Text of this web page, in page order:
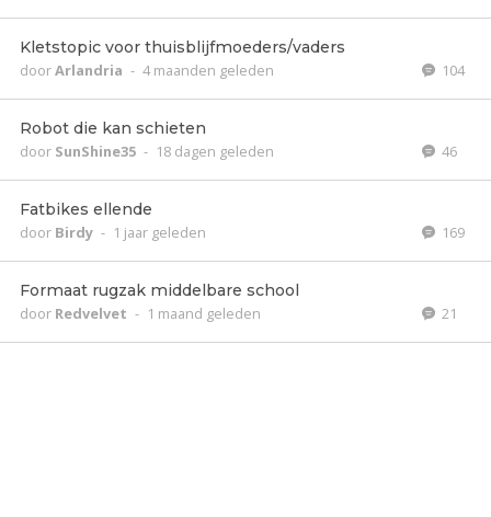
Kletstopic voor thuisblijfmoeders/vaders
doorArlandria - 4 maanden geleden 104
Robot die kan schieten
door SunShine35 - 18 dagen geleden 46
Fatbikes ellende
door Birdy - 1 jaar geleden 169
Formaat rugzak middelbare school
door Redvelvet - 1 maand geleden 21